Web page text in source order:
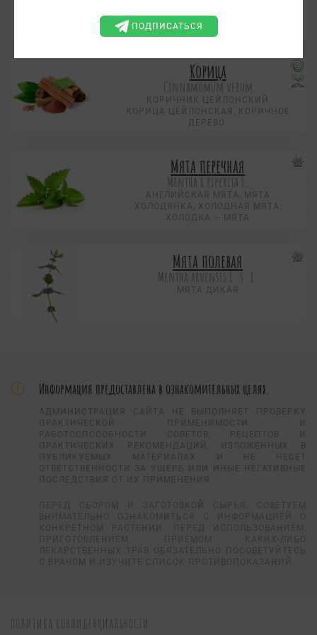
ЗОЛОТНИКОВАЯ ТРАВА,
СЕМИСИЛЬНИК
Корица
Cinnamomum verum
КОРИЧНИК ЦЕЙЛОНСКИЙ
КОРИЦА ЦЕЙЛОНСКАЯ, КОРИЧНОЕ
ДЕРЕВО.
Мята перечная
Mentha х piperita L.
АНГЛИЙСКАЯ МЯТА, МЯТА
ХОЛОДЯНКА, ХОЛОДНАЯ МЯТА,
ХОЛОДКА — МЯТА
Мята полевая
Mentha arvensis L. s. L.
МЯТА ДИКАЯ
Информация предоставлена в ознакомительных целях.
АДМИНИСТРАЦИЯ САЙТА НЕ ВЫПОЛНЯЕТ ПРОВЕРКУ
ПРАКТИЧЕСКОЙ ПРИМЕНИМОСТИ И
РАБОТОСПОСОБНОСТИ СОВЕТОВ, РЕЦЕПТОВ И
ПРАКТИЧЕСКИХ РЕКОМЕНДАЦИЙ, ИЗЛОЖЕННЫХ В
ПУБЛИКУЕМЫХ МАТЕРИАЛАХ И НЕ НЕСЕТ
ОТВЕТСТВЕННОСТИ ЗА УЩЕРБ ИЛИ ИНЫЕ НЕГАТИВНЫЕ
ПОСЛЕДСТВИЯ ОТ ИХ ПРИМЕНЕНИЯ.
ПЕРЕД СБОРОМ И ЗАГОТОВКОЙ СЫРЬЯ, СОВЕТУЕМ
ВНИМАТЕЛЬНО ОЗНАКОМИТЬСЯ С ИНФОРМАЦИЕЙ О
КОНКРЕТНОМ РАСТЕНИИ. ПЕРЕД ИСПОЛЬЗОВАНИЕМ,
ПРИГОТОВЛЕНИЕМ, ПРИЕМОМ КАКИХ-ЛИБО
ЛЕКАРСТВЕННЫХ ТРАВ ОБЯЗАТЕЛЬНО ПОСОВЕТУЙТЕСЬ
С ВРАЧОМ И ИЗУЧИТЕ СПИСОК ПРОТИВОПОКАЗАНИЙ.
ПОЛИТИКА КОНФИДЕНЦИАЛЬНОСТИ
ПОДПИСАТЬСЯ